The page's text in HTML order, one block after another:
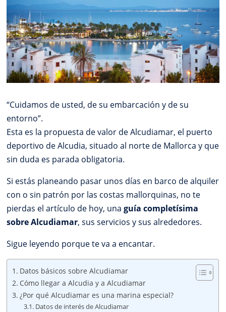
“Cuidamos de usted, de su embarcación y de su
entorno”.
Esta es la propuesta de valor de Alcudiamar, el puerto
deportivo de Alcudia, situado al norte de Mallorca y que
sin duda es parada obligatoria.
Si estás planeando pasar unos días en barco de alquiler
con o sin patrón por las costas mallorquinas, no te
pierdas el artículo de hoy, unaguía completísima
sobre Alcudiamar, sus servicios y sus alrededores.
Sigue leyendo porque te va a encantar.
Datos básicos sobre Alcudiamar
Cómo llegar a Alcudia y a Alcudiamar
¿Por qué Alcudiamar es una marina especial?
Datos de interés de Alcudiamar